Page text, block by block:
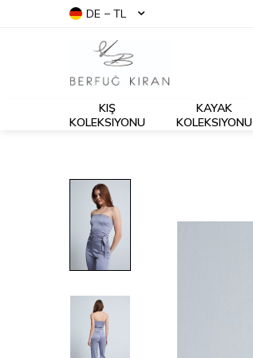
DE − TL
KIŞ
KOLEKSIYONU
KAYAK
KOLEKSIYONU